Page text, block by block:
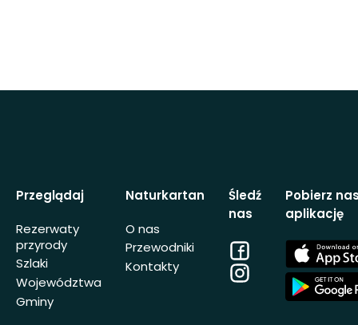
Przeglądaj
Rezerwaty
przyrody
Szlaki
Województwa
Gminy
Naturkartan
O nas
Przewodniki
Kontakty
Śledź
nas
Facebook
Instagram
Pobierz
aplikację
App
Store
App
Store